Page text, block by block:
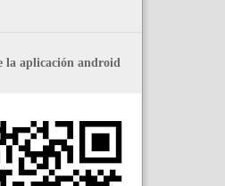
la aplicación android